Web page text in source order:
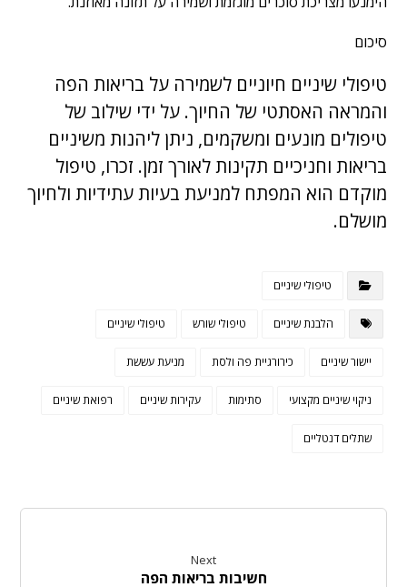
סיכום
טיפולי שיניים חיוניים לשמירה על בריאות הפה
והמראה האסתטי של החיוך. על ידי שילוב של
טיפולים מונעים ומשקמים, ניתן ליהנות משיניים
בריאות וחניכיים תקינות לאורך זמן. זכרו, טיפול
מוקדם הוא המפתח למניעת בעיות עתידיות ולחיוך
מושלם.
טיפולי שיניים
הלבנת שיניים טיפולי שורש טיפולי שיניים
יישור שיניים כירורגיית פה ולסת מניעת עששת
ניקוי שיניים מקצועי סתימות עקירות שיניים רפואת שיניים
שתלים דנטליים
Next
חשיבות בריאות הפה